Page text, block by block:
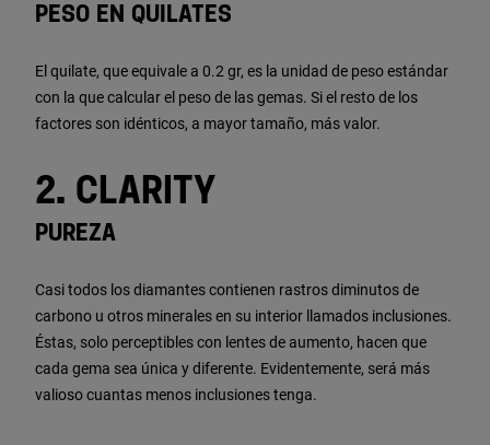
PESO EN QUILATES
El quilate, que equivale a 0.2 gr, es la unidad de peso estándar
con la que calcular el peso de las gemas. Si el resto de los
factores son idénticos, a mayor tamaño, más valor.
2. CLARITY
PUREZA
Casi todos los diamantes contienen rastros diminutos de
carbono u otros minerales en su interior llamados inclusiones.
Éstas, solo perceptibles con lentes de aumento, hacen que
cada gema sea única y diferente. Evidentemente, será más
valioso cuantas menos inclusiones tenga.